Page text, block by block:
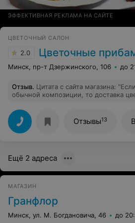
ЭФФЕКТИВНАЯ РЕКЛАМА НА САЙТЕ
ЦВЕТОЧНЫЙ САЛОН
2.0 Цветочные
Минск, пр-т Дзержинского, 106 до
Отзыв. Цитата с сайта магазина:
обычной композиции, то доставка
октябре сестре на день рождения заказала на сайте в
12-00 стандартный букет с
суеты в этот день спохватилась в 6
даже не перезвонил. Стала звонить
сервис обложила вас штрафами!!! Вы
Отзывы13
Ещё 2 адреса
МАГАЗИН
Гранфлор
Минск, ул. М. Богдановича, 46 до